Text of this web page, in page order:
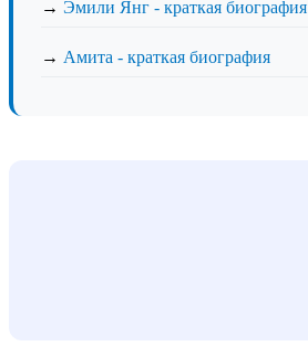
→ Эмили Янг - краткая биография
→ Амита - краткая биография